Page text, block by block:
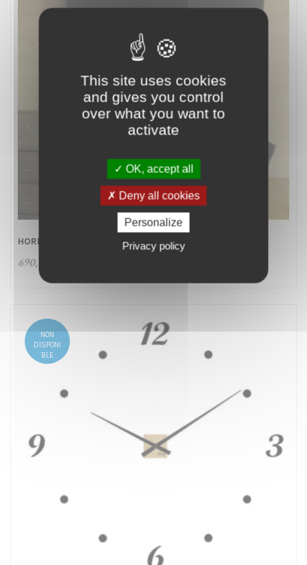
HORLOGE GÉANTE CARRÉ EN ACIER STYLE INDUSTRIEL
690,00
NON
DISPONI
BLE
This site uses cookies
and gives you control
over what you want to
activate
OK, accept all
Deny all cookies
Personalize
Privacy policy